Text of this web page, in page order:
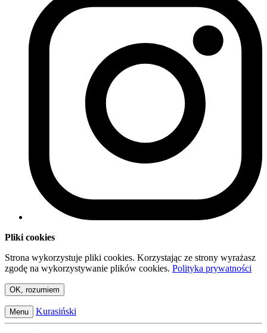
Pliki cookies
Strona wykorzystuje pliki cookies. Korzystając ze strony wyrażasz
zgodę na wykorzystywanie plików cookies. Polityka prywatności
OK, rozumiem
Menu Kurasiński